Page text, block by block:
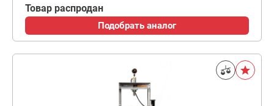
Товар распродан
Подобрать аналог